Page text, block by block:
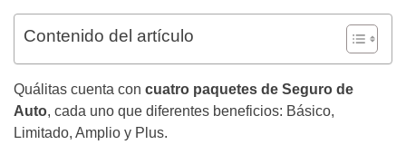
Contenido del artículo
Quálitas cuenta con cuatro paquetes de Seguro de
Auto, cada uno que diferentes beneficios: Básico,
Limitado, Amplio y Plus.